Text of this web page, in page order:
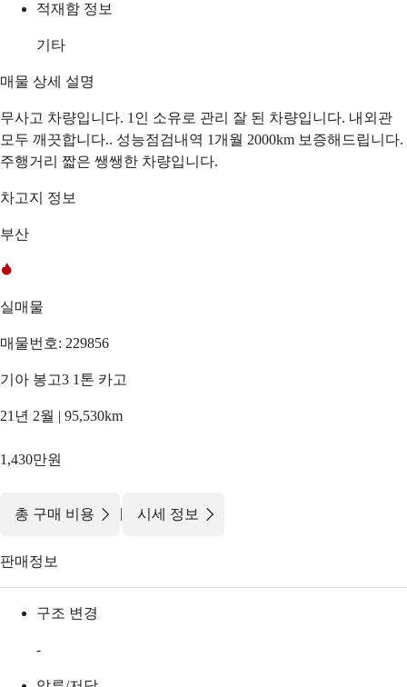
적재함 정보
기타
매물 상세 설명
무사고 차량입니다. 1인 소유로 관리 잘 된 차량입니다. 내외관
모두 깨끗합니다.. 성능점검내역 1개월 2000km 보증해드립니다.
주행거리 짧은 쌩쌩한 차량입니다.
차고지 정보
부산
실매물
매물번호: 229856
기아 봉고3 1톤 카고
21년 2월 | 95,530km
1,430만원
총 구매 비용 | 시세 정보
판매정보
구조 변경
-